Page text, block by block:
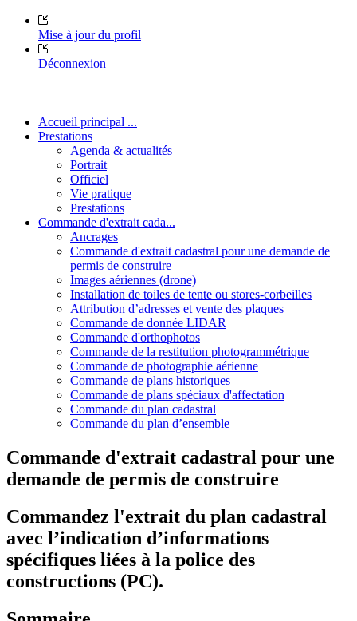
Mise à jour du profil
Déconnexion
Accueil principal ...
Prestations
Agenda & actualités
Portrait
Officiel
Vie pratique
Prestations
Commande d'extrait cada...
Ancrages
Commande d'extrait cadastral pour une demande de
permis de construire
Images aériennes (drone)
Installation de toiles de tente ou stores-corbeilles
Attribution d’adresses et vente des plaques
Commande de donnée LIDAR
Commande d'orthophotos
Commande de la restitution photogrammétrique
Commande de photographie aérienne
Commande de plans historiques
Commande de plans spéciaux d'affectation
Commande du plan cadastral
Commande du plan d’ensemble
Commande d'extrait cadastral pour une
demande de permis de construire
Commandez l'extrait du plan cadastral
avec l’indication d’informations
spécifiques liées à la police des
constructions (PC).